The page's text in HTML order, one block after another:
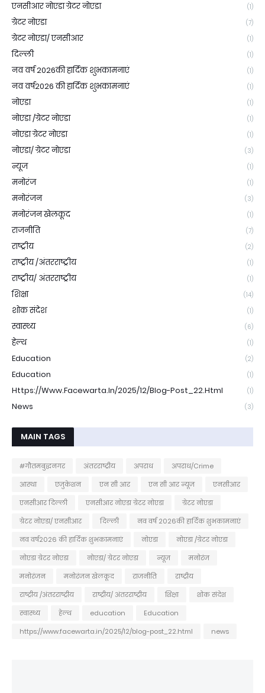
एनसीआर नोएडा ग्रेटर नोएडा (1)
ग्रेटर नोएडा (7)
ग्रेटर नोएडा/ एनसीआर (1)
दिल्ली (1)
नव वर्ष 2026की हार्दिक शुभकामनाएं (1)
नव वर्ष2026 की हार्दिक शुभकामनाएं (1)
नोएडा (1)
नोएडा /ग्रेटर नोएडा (1)
नोएडा ग्रेटर नोएडा (1)
नोएडा/ ग्रेटर नोएडा (3)
न्यूज (1)
मनोरंज (1)
मनोरंजन (3)
मनोरंजन खेलकूद (1)
राजनीति (7)
राष्ट्रीय (2)
राष्ट्रीय /अंतरराष्ट्रीय (1)
राष्ट्रीय/ अंतरराष्ट्रीय (1)
शिक्षा (14)
शोक संदेश (1)
स्वास्थ्य (6)
हेल्थ (1)
Education (2)
Education (1)
Https://www.facewarta.in/2025/12/blog-Post_22.html (1)
News (3)
MAIN TAGS
#गौतमबुद्धनगर अंतरराष्ट्रीय अपराध
अपराध/Crime
आस्था
एजुकेशन एन सी आर एन सी आर न्यूज
एनसीआर
एनसीआर दिल्ली
एनसीआर नोएडा ग्रेटर नोएडा
ग्रेटर नोएडा
ग्रेटर नोएडा/ एनसीआर
दिल्ली
नव वर्ष 2026की हार्दिक शुभकामनाएं
नव वर्ष2026 की हार्दिक शुभकामनाएं
नोएडा
नोएडा /ग्रेटर नोएडा
नोएडा ग्रेटर नोएडा
नोएडा/ ग्रेटर नोएडा न्यूज
मनोरंज
मनोरंजन
मनोरंजन खेलकूद राजनीति
राष्ट्रीय
राष्ट्रीय /अंतरराष्ट्रीय
राष्ट्रीय/ अंतरराष्ट्रीय शिक्षा
शोक संदेश
स्वास्थ्य
हेल्थ education
Education
https://www.facewarta.in/2025/12/blog-post_22.html
news